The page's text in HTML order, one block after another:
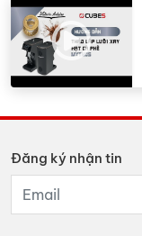
Đăng ký nhận tin